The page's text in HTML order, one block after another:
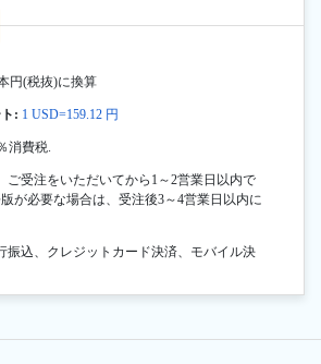
円(税抜)に換算
: 1 USD=159.12 円
消費税.
ご受注をいただいてから1～2営業日以内で
が必要な場合は、受注後3～4営業日以内に
振込、クレジットカード決済、モバイル決